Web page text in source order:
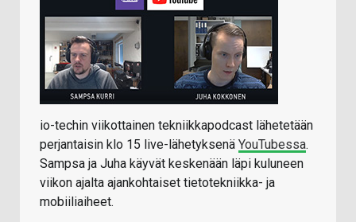
io-techin viikottainen tekniikkapodcast lähetetään
perjantaisin klo 15 live-lähetyksenä YouTubessa.
Sampsa ja Juha käyvät keskenään läpi kuluneen
viikon ajalta ajankohtaiset tietotekniikka- ja
mobiiliaiheet.